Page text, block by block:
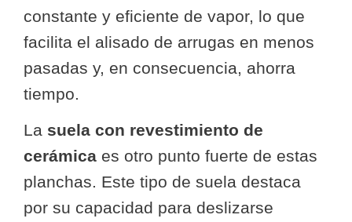
constante y eficiente de vapor, lo que
facilita el alisado de arrugas en menos
pasadas y, en consecuencia, ahorra
tiempo.
La suela con revestimiento de
cerámica es otro punto fuerte de estas
planchas. Este tipo de suela destaca
por su capacidad para deslizarse